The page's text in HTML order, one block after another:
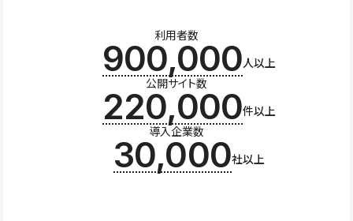
利用者数
900,000人以上
公開サイト数
220,000件以上
導入企業数
30,000社以上